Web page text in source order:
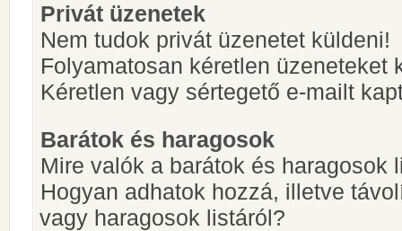
Privát üzenetek
Nem tudok privát üzenetet küldeni!
Folyamatosan kéretlen üzeneteket
Kéretlen vagy sértegető e-mailt
Barátok és haragosok
Mire valók a barátok és haragosok
Hogyan adhatok hozzá, illetve
vagy haragosok listáról?